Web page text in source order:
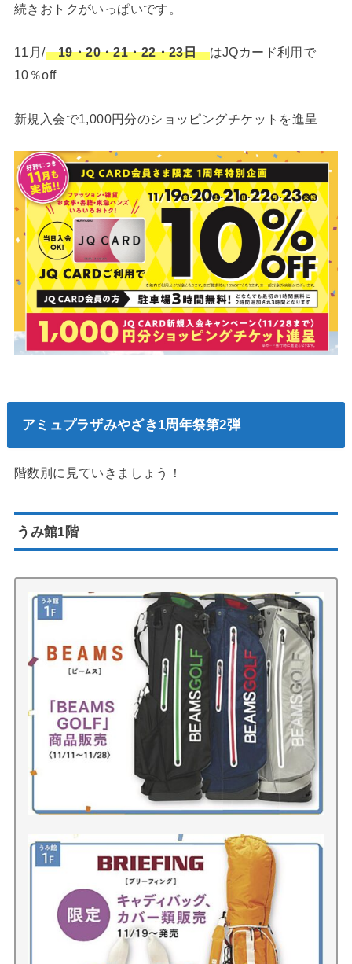
続きおトクがいっぱいです。
11月/ 19・20・21・22・23日
はJQカード利用で
10％off
新規入会で1,000円分のショッピングチケットを進呈
アミュプラザみやざき1周年祭第2弾
階数別に見ていきましょう！
うみ館1階